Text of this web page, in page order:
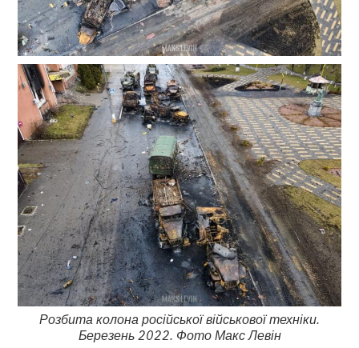
Розбита колона російської військової техніки.
Березень 2022. Фото Макс Левін